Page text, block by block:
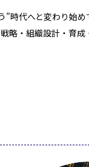
”時代へと変わり始
略・組織設計・育